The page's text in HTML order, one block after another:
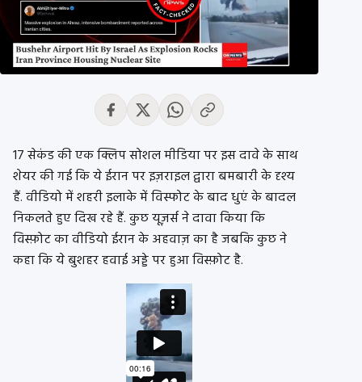
17 सेकंड की एक क्लिप सोशल मीडिया पर इस दावे के साथ
शेयर की गई कि ये ईरान पर इज़राइल द्वारा बमबारी के दृश्य
हैं. वीडियो में शहरी इलाके में विस्फोट के बाद धुएं के बादल
निकलते हुए दिख रहे हैं. कुछ यूज़र्स ने दावा किया कि
विस्फ़ोट का वीडियो ईरान के अहवाज़ का है जबकि कुछ ने
कहा कि ये बुशहर हवाई अड्डे पर हुआ विस्फ़ोट है.